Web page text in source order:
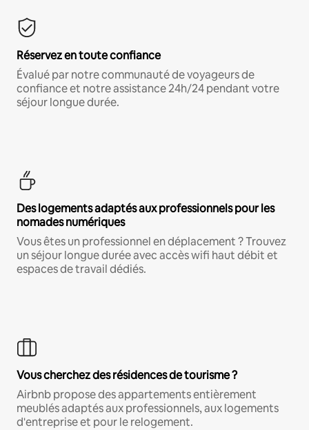
Réservez en toute confiance
Évalué par notre communauté de voyageurs de
confiance et notre assistance 24h/24 pendant votre
séjour longue durée.
Des logements adaptés aux professionnels pour les
nomades numériques
Vous êtes un professionnel en déplacement ? Trouvez
un séjour longue durée avec accès wifi haut débit et
espaces de travail dédiés.
Vous cherchez des résidences de tourisme ?
Airbnb propose des appartements entièrement
meublés adaptés aux professionnels, aux logements
d'entreprise et pour le relogement.